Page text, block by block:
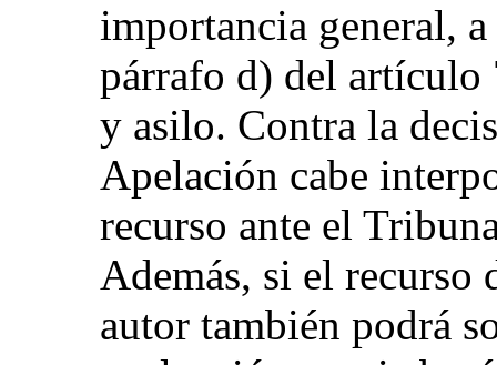
importancia general,
párrafo d) del
y asilo. Contra la
Apelación cabe
recurso ante el
Además, si el recurso
autor también podrá